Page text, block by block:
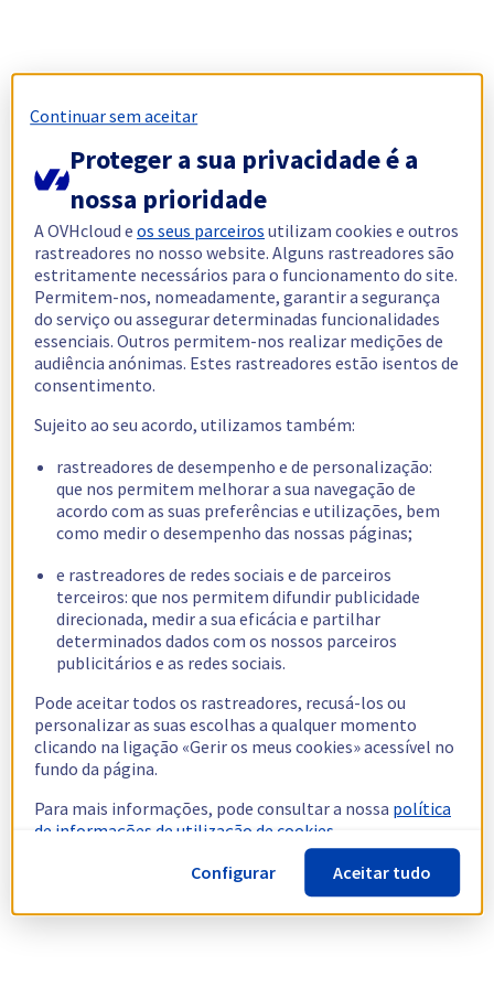
Continuar sem aceitar
Proteger a sua privacidade é a
nossa prioridade
A OVHcloud eos seus parceiros utilizam cookies e outros
rastreadores no nosso website. Alguns rastreadores são
estritamente necessários para o funcionamento do site.
Permitem-nos, nomeadamente, garantir a segurança
do serviço ou assegurar determinadas funcionalidades
essenciais. Outros permitem-nos realizar medições de
audiência anónimas. Estes rastreadores estão isentos de
consentimento.
Sujeito ao seu acordo, utilizamos também:
rastreadores de desempenho e de personalização:
que nos permitem melhorar a sua navegação de
acordo com as suas preferências e utilizações, bem
como medir o desempenho das nossas páginas;
e rastreadores de redes sociais e de parceiros
terceiros: que nos permitem difundir publicidade
direcionada, medir a sua eficácia e partilhar
determinados dados com os nossos parceiros
publicitários e as redes sociais.
Pode aceitar todos os rastreadores, recusá-los ou
personalizar as suas escolhas a qualquer momento
clicando na ligação «Gerir os meus cookies» acessível no
fundo da página.
Para mais informações, pode consultar a nossa política
de informações de utilização de cookies.
Configurar
Aceitar tudo